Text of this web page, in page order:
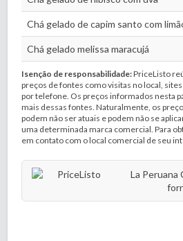
Chá gelado de capim santo com
Chá gelado melissa maracujá
Isenção de responsabilidade:PriceListo
preços de fontes como visitas no local,
por telefone. Os preços informados nesta
mais dessas fontes. Naturalmente, os
podem não ser atuais e podem não se
uma determinada marca comercial. Para
em contato com o local comercial de seu
La Peruana